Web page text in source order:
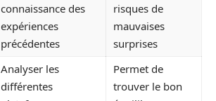
connaissance des
expériences
précédentes
risques de
mauvaises
surprises
Analyser les
différentes
Permet de
trouver le bon